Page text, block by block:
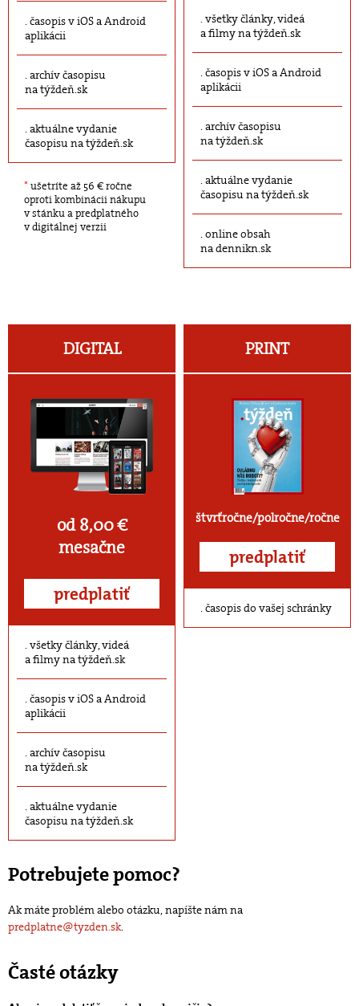
časopis v iOS a Android
aplikácii
archív časopisu
na týždeň.sk
aktuálne vydanie
časopisu na týždeň.sk
* ušetríte až 56 € ročne
oproti kombinácii nákupu
v stánku a predplatného
v digitálnej verzii
všetky články, videá
a filmy na týždeň.sk
časopis v iOS a Android
aplikácii
archív časopisu
na týždeň.sk
aktuálne vydanie
časopisu na týždeň.sk
online obsah
na dennikn.sk
DIGITAL
od 8,00 €
mesačne
predplatiť
všetky články, videá
a filmy na týždeň.sk
časopis v iOS a Android
aplikácii
archív časopisu
na týždeň.sk
aktuálne vydanie
časopisu na týždeň.sk
PRINT
štvrťročne/polročne/ročne
predplatiť
časopis do vašej schránky
Potrebujete pomoc?
Ak máte problém alebo otázku, napíšte nám na
predplatne@tyzden.sk.
Časté otázky